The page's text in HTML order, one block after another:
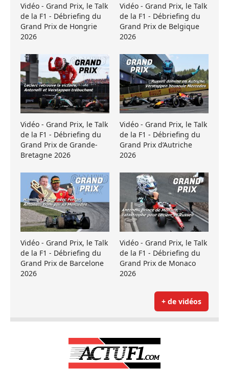
Vidéo - Grand Prix, le Talk
de la F1 - Débriefing du
Grand Prix de Hongrie
2026
Vidéo - Grand Prix, le Talk
de la F1 - Débriefing du
Grand Prix de Belgique
2026
Vidéo - Grand Prix, le Talk
de la F1 - Débriefing du
Grand Prix de Grande-
Bretagne 2026
Vidéo - Grand Prix, le Talk
de la F1 - Débriefing du
Grand Prix d’Autriche
2026
Vidéo - Grand Prix, le Talk
de la F1 - Débriefing du
Grand Prix de Barcelone
2026
Vidéo - Grand Prix, le Talk
de la F1 - Débriefing du
Grand Prix de Monaco
2026
+ de vidéos